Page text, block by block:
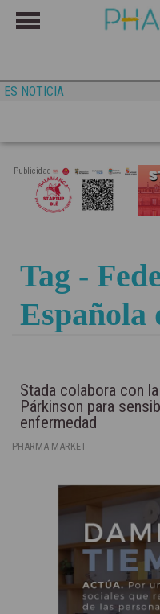
ES NOTICIA
Publicidad
Tag -
Española
Stada colabora con
Párkinson para
enfermedad
PHARMA MARKET